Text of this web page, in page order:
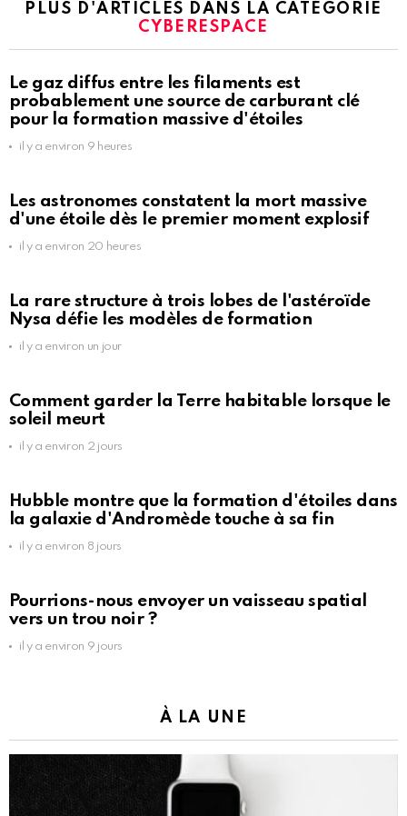
PLUS D'ARTICLES DANS LA CATÉGORIE
CYBERESPACE
Le gaz diffus entre les filaments est
probablement une source de carburant clé
pour la formation massive d'étoiles
il y a environ 9 heures
Les astronomes constatent la mort massive
d'une étoile dès le premier moment explosif
il y a environ 20 heures
La rare structure à trois lobes de l'astéroïde
Nysa défie les modèles de formation
il y a environ un jour
Comment garder la Terre habitable lorsque le
soleil meurt
il y a environ 2 jours
Hubble montre que la formation d'étoiles dans
la galaxie d'Andromède touche à sa fin
il y a environ 8 jours
Pourrions-nous envoyer un vaisseau spatial
vers un trou noir ?
il y a environ 9 jours
À LA UNE